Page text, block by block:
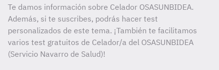
Te damos información sobre Celador OSASUNBIDEA.
Además, si te suscribes, podrás hacer test
personalizados de este tema. ¡También te facilitamos
varios test gratuitos de Celador/a del OSASUNBIDEA
(Servicio Navarro de Salud)!